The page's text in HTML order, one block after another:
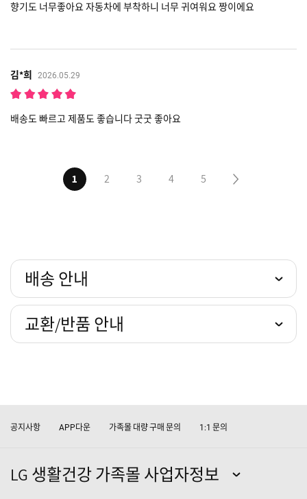
향기도 너무좋아요 자동차에 부착하니 너무 귀여워요 짱이에요
김*희 2026.05.29
배송도 빠르고 제품도 좋습니다 굿굿 좋아요
1 2 3 4 5
배송 안내
교환/반품 안내
공지사항 APP다운 가족몰 대량 구매 문의 1:1 문의
LG 생활건강 가족몰 사업자정보